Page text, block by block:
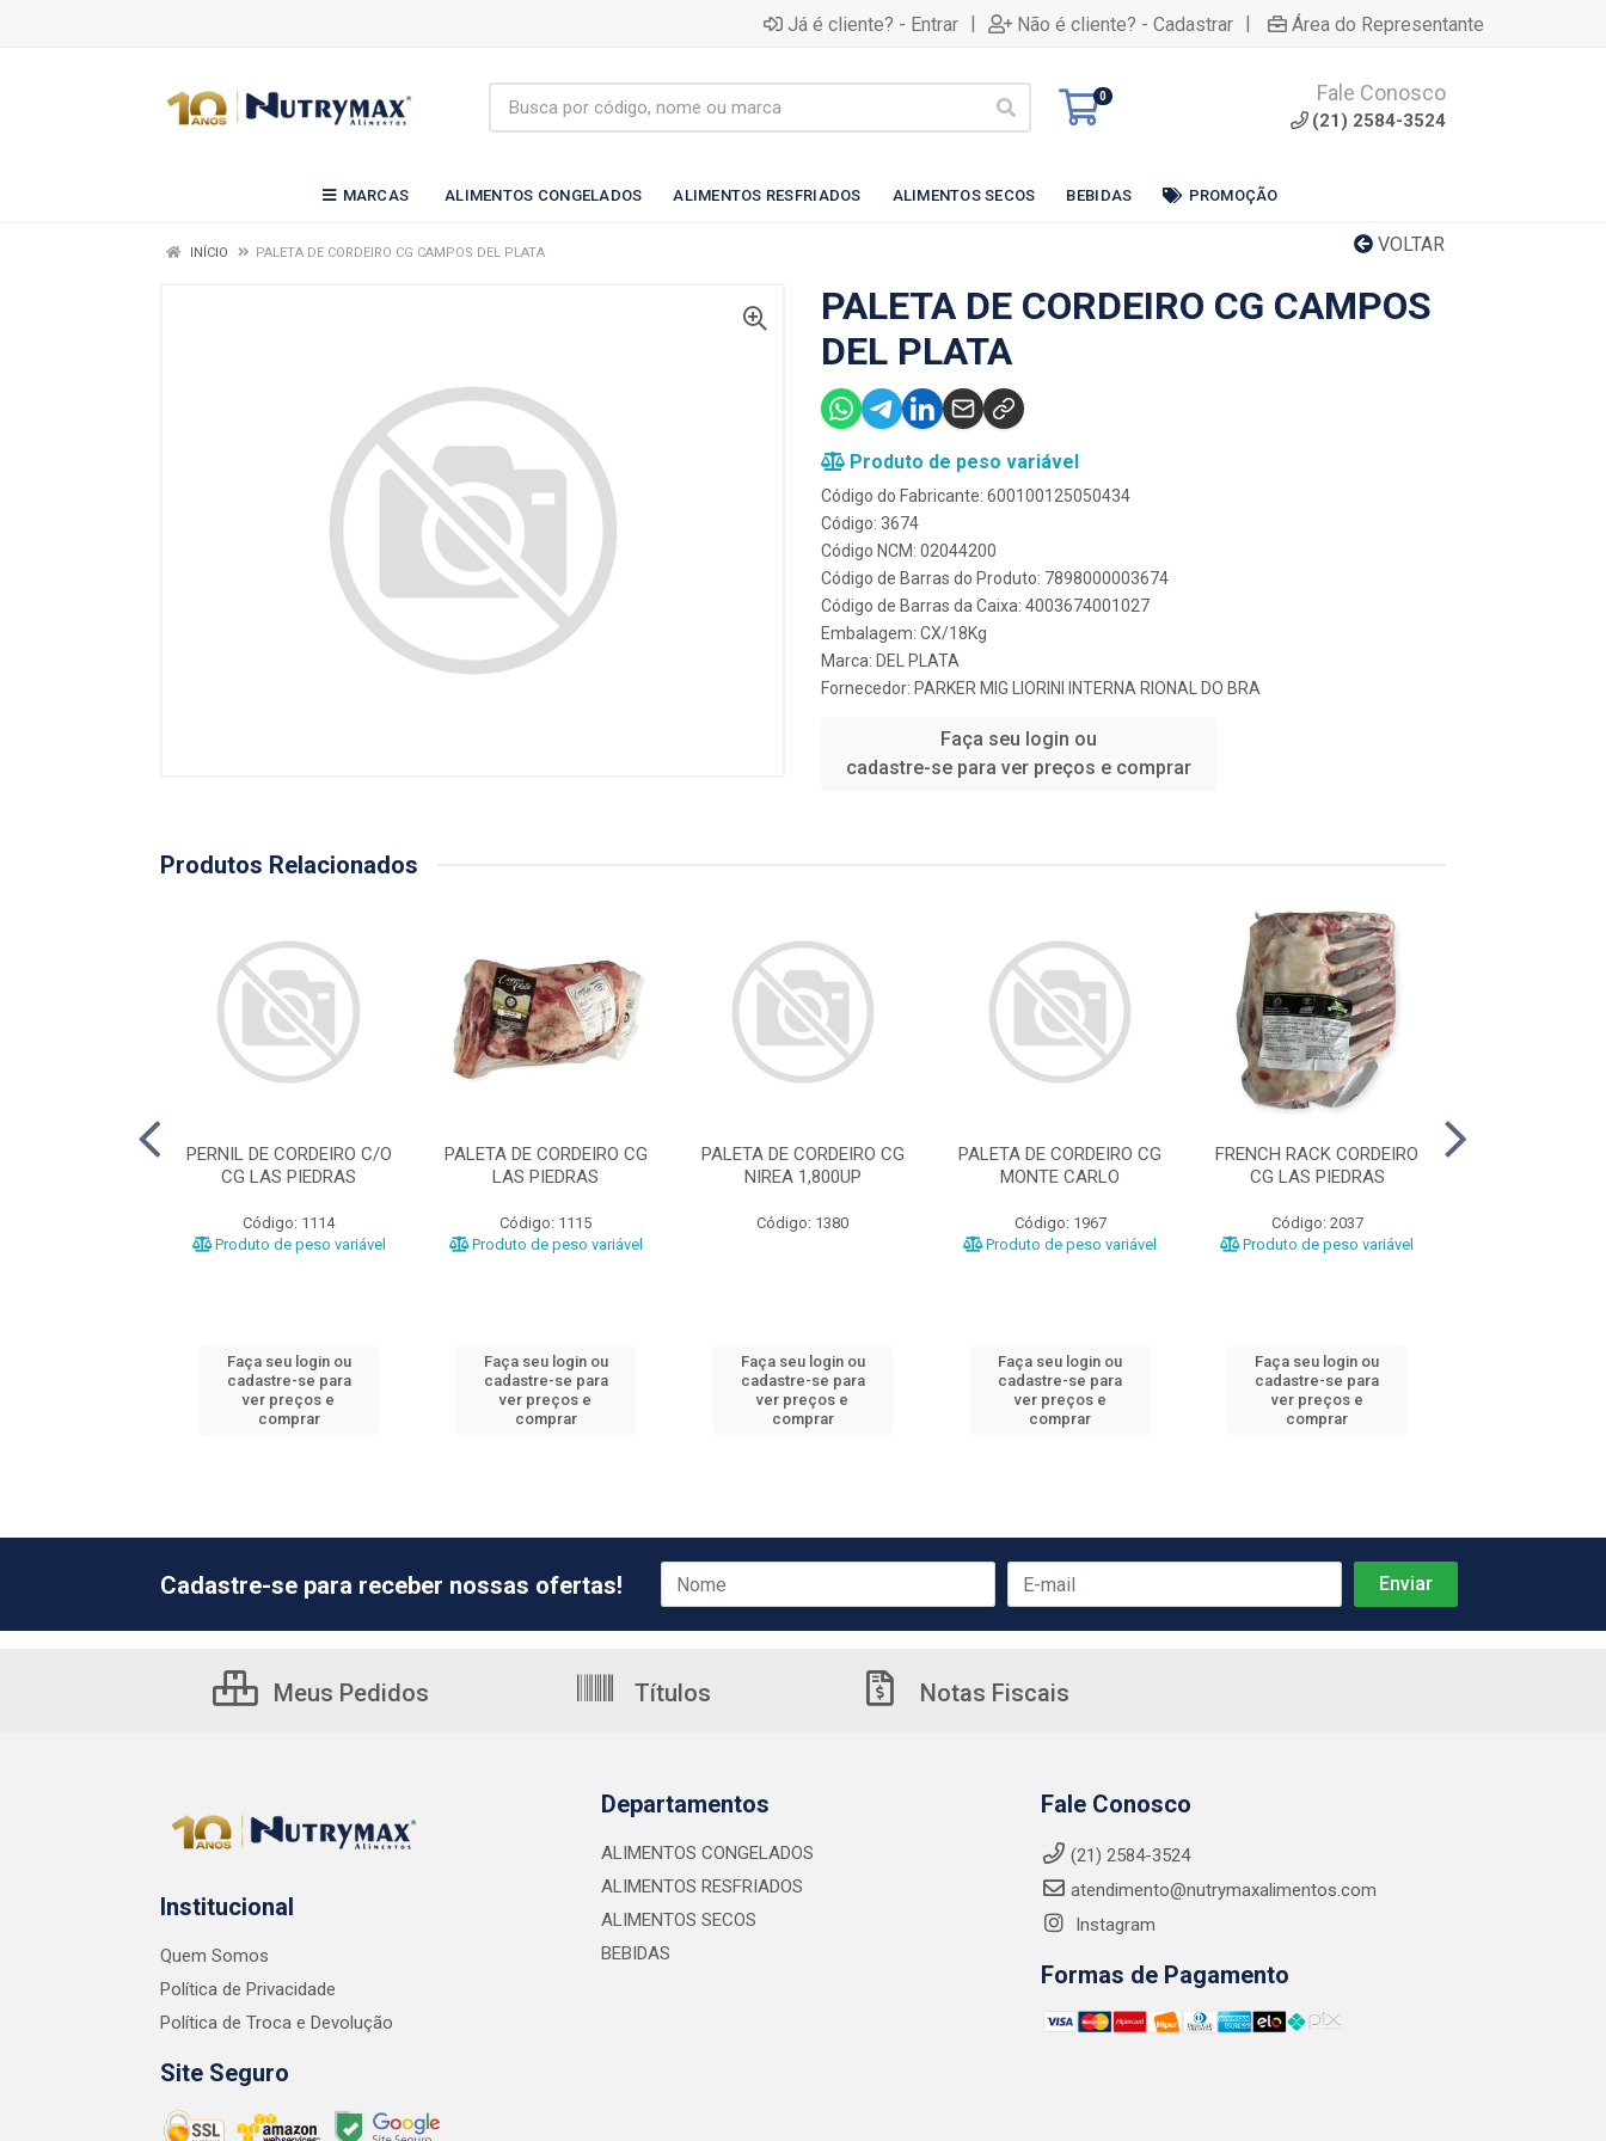
Já é cliente? - Entrar | Não é cliente? - Cadastrar | Área do Representante
0 Fale Conosco
(21) 2584-3524
MARCAS ALIMENTOS CONGELADOS ALIMENTOS RESFRIADOS ALIMENTOS SECOS BEBIDAS PROMOÇÃO
VOLTAR
INÍCIO PALETA DE CORDEIRO CG CAMPOS DEL PLATA
PALETA DE CORDEIRO CG CAMPOS
DEL PLATA
Produto de peso variável
Código do Fabricante: 600100125050434
Código: 3674
Código NCM: 02044200
Código de Barras do Produto: 7898000003674
Código de Barras da Caixa: 4003674001027
Embalagem: CX/18Kg
Marca: DEL PLATA
Fornecedor: PARKER MIG LIORINI INTERNA RIONAL DO BRA
Faça seu login ou
cadastre-se para ver preços e comprar
Produtos Relacionados
PERNIL DE CORDEIRO C/O
CG LAS PIEDRAS
Código: 1114
Produto de peso variável
Faça seu login ou
cadastre-se para
ver preços e
comprar
PALETA DE CORDEIRO CG
LAS PIEDRAS
Código: 1115
Produto de peso variável
Faça seu login ou
cadastre-se para
ver preços e
comprar
PALETA DE CORDEIRO CG
NIREA 1,800UP
Código: 1380
Faça seu login ou
cadastre-se para
ver preços e
comprar
PALETA DE CORDEIRO CG
MONTE CARLO
Código: 1967
Produto de peso variável
Faça seu login ou
cadastre-se para
ver preços e
comprar
FRENCH RACK CORDEIRO
CG LAS PIEDRAS
Código: 2037
Produto de peso variável
Faça seu login ou
cadastre-se para
ver preços e
comprar
Cadastre-se para receber nossas ofertas!
Meus Pedidos Títulos Notas Fiscais
Institucional
Quem Somos
Política de Privacidade
Política de Troca e Devolução
Site Seguro
Departamentos
ALIMENTOS CONGELADOS
ALIMENTOS RESFRIADOS
ALIMENTOS SECOS
BEBIDAS
Fale Conosco
(21) 2584-3524
atendimento@nutrymaxalimentos.com
Instagram
Formas de Pagamento